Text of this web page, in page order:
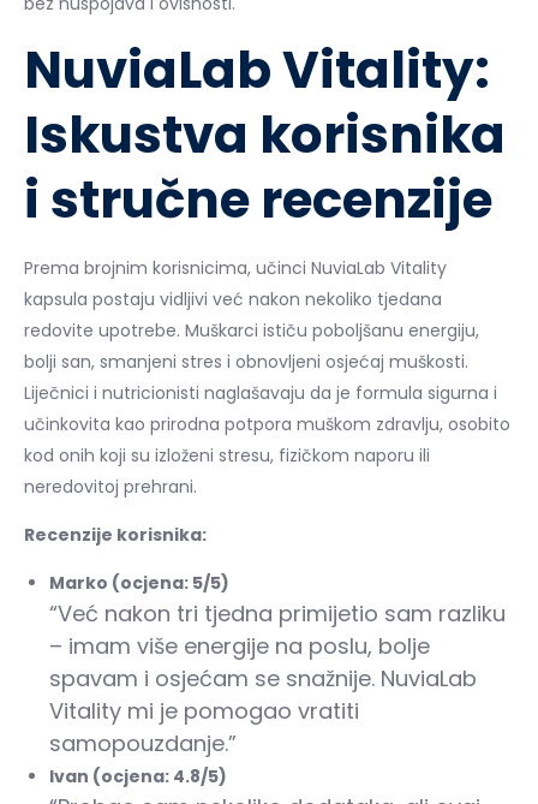
NuviaLab Vitality:
Iskustva korisnika
i stručne recenzije
Prema brojnim korisnicima, učinci NuviaLab Vitality
kapsula postaju vidljivi već nakon nekoliko tjedana
redovite upotrebe. Muškarci ističu poboljšanu energiju,
bolji san, smanjeni stres i obnovljeni osjećaj muškosti.
Liječnici i nutricionisti naglašavaju da je formula sigurna i
učinkovita kao prirodna potpora muškom zdravlju, osobito
kod onih koji su izloženi stresu, fizičkom naporu ili
neredovitoj prehrani.
Recenzije korisnika:
Marko (ocjena: 5/5)
“Već nakon tri tjedna primijetio sam razliku
– imam više energije na poslu, bolje
spavam i osjećam se snažnije. NuviaLab
Vitality mi je pomogao vratiti
samopouzdanje.”
Ivan (ocjena: 4.8/5)